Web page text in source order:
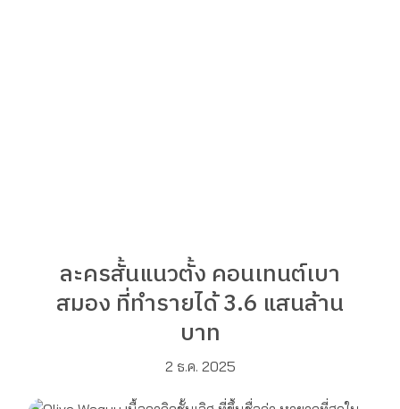
ละครสั้นแนวตั้ง คอนเทนต์เบา
สมอง ที่ทำรายได้ 3.6 แสนล้าน
บาท
2 ธ.ค. 2025